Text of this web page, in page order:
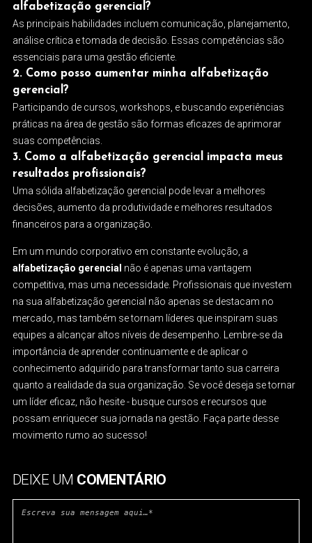
alfabetização gerencial?
As principais habilidades incluem comunicação, planejamento,
análise crítica e tomada de decisão. Essas competências são
essenciais para uma gestão eficiente.
2. Como posso aumentar minha alfabetização
gerencial?
Participando de cursos, workshops, e buscando experiências
práticas na área de gestão são formas eficazes de aprimorar
suas competências.
3. Como a alfabetização gerencial impacta meus
resultados profissionais?
Uma sólida alfabetização gerencial pode levar a melhores
decisões, aumento da produtividade e melhores resultados
financeiros para a organização.
Em um mundo corporativo em constante evolução, a
alfabetização gerencial não é apenas uma vantagem
competitiva, mas uma necessidade. Profissionais que investem
na sua alfabetização gerencial não apenas se destacam no
mercado, mas também se tornam líderes que inspiram suas
equipes a alcançar altos níveis de desempenho. Lembre-se da
importância de aprender continuamente e de aplicar o
conhecimento adquirido para transformar tanto sua carreira
quanto a realidade da sua organização. Se você deseja se tornar
um líder eficaz, não hesite - busque cursos e recursos que
possam enriquecer sua jornada na gestão. Faça parte desse
movimento rumo ao sucesso!
DEIXE UM COMENTÁRIO